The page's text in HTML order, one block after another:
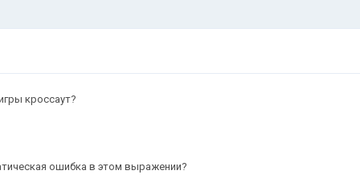
кроссаут?
ошибка в этом выражении?